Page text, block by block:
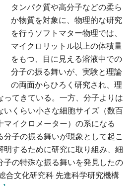
田
俊
太
郎・
東
京
大
学 大
学
院
工
学
研
を
模
索〜
稲
木
信
介・
東
京
工
業
大
学
物
タンパク質や高分子などの柔ら
か物質を対象に、物理的な研究
を行うソフトマター物理では、
マイクロリットル以上の体積量
をもつ、目に見える溶液中での
分子の振る舞いが、実験と理論
の両面からひろく研究され、理
ってきている。一方、分子よりは
いくらい小さな細胞サイズ（数百
マイクロメーター）の系になる
分子の振る舞いが現象として起こ
明するために研究に取り組み、細
子の特殊な振る舞いを発見したの
合文化研究科 先進科学研究機構